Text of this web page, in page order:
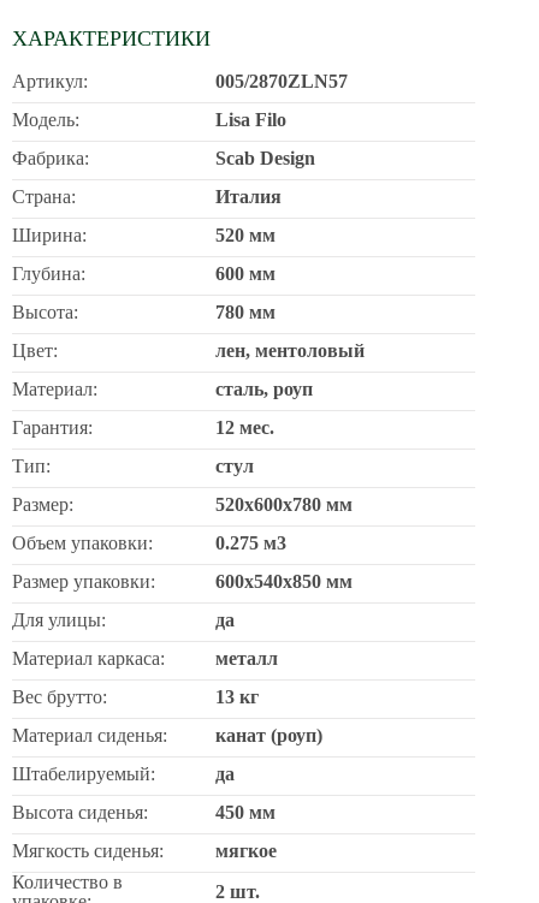
ХАРАКТЕРИСТИКИ
Артикул:
005/2870ZLN57
Модель:
Lisa Filo
Фабрика:
Scab Design
Страна:
Италия
Ширина:
520 мм
Глубина:
600 мм
Высота:
780 мм
Цвет:
лен, ментоловый
Материал:
сталь, роуп
Гарантия:
12 мес.
Тип:
стул
Размер:
520х600х780 мм
Объем упаковки:
0.275 м3
Размер упаковки:
600х540х850 мм
Для улицы:
да
Материал каркаса:
металл
Вес брутто:
13 кг
Материал сиденья:
канат (роуп)
Штабелируемый:
да
Высота сиденья:
450 мм
Мягкость сиденья:
мягкое
Количество в
2 шт.